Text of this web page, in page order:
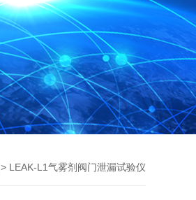
> LEAK-L1气雾剂阀门泄漏试验仪